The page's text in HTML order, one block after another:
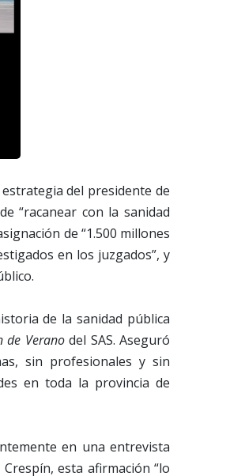
del presidente de
“racanear con la sanidad
de “1.500 millones
en los juzgados”, y
de la sanidad pública
de Veranodel SAS. Aseguró
sin profesionales y sin
en toda la provincia de
en una entrevista
esta afirmación “lo